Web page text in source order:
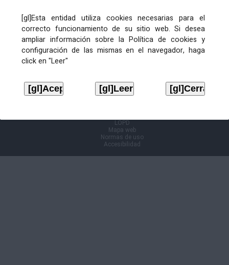
[gl]Esta entidad utiliza cookies necesarias para el
correcto funcionamiento de su sitio web. Si desea
ampliar información sobre la Política de cookies y
configuración de las mismas en el navegador, haga
click en "Leer"
LOPD
Mapa web
Normas de uso
Accesibilidad